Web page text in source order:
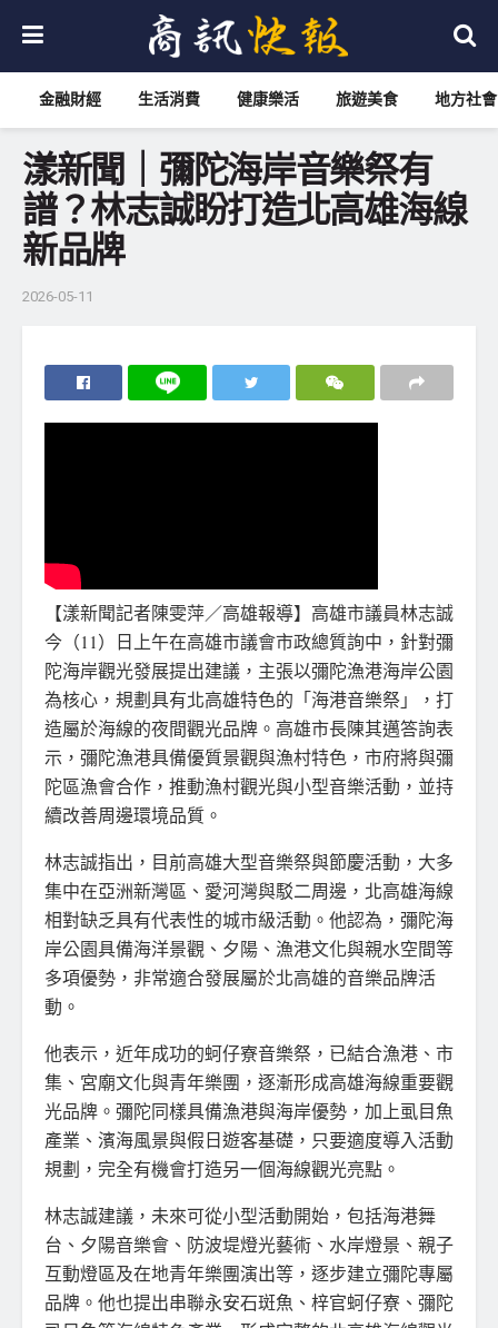
金融財經 生活消費 健康樂活 旅遊美食 地方社會
漾新聞｜彌陀海岸音樂祭有
譜？林志誠盼打造北高雄海線
新品牌
2026-05-11
【漾新聞記者陳雯萍／高雄報導】高雄市議員林志誠
今（11）日上午在高雄市議會市政總質詢中，針對彌
陀海岸觀光發展提出建議，主張以彌陀漁港海岸公園
為核心，規劃具有北高雄特色的「海港音樂祭」，打
造屬於海線的夜間觀光品牌。高雄市長陳其邁答詢表
示，彌陀漁港具備優質景觀與漁村特色，市府將與彌
陀區漁會合作，推動漁村觀光與小型音樂活動，並持
續改善周邊環境品質。
林志誠指出，目前高雄大型音樂祭與節慶活動，大多
集中在亞洲新灣區、愛河灣與駁二周邊，北高雄海線
相對缺乏具有代表性的城市級活動。他認為，彌陀海
岸公園具備海洋景觀、夕陽、漁港文化與親水空間等
多項優勢，非常適合發展屬於北高雄的音樂品牌活
動。
他表示，近年成功的蚵仔寮音樂祭，已結合漁港、市
集、宮廟文化與青年樂團，逐漸形成高雄海線重要觀
光品牌。彌陀同樣具備漁港與海岸優勢，加上虱目魚
產業、濱海風景與假日遊客基礎，只要適度導入活動
規劃，完全有機會打造另一個海線觀光亮點。
林志誠建議，未來可從小型活動開始，包括海港舞
台、夕陽音樂會、防波堤燈光藝術、水岸燈景、親子
互動燈區及在地青年樂團演出等，逐步建立彌陀專屬
品牌。他也提出串聯永安石斑魚、梓官蚵仔寮、彌陀